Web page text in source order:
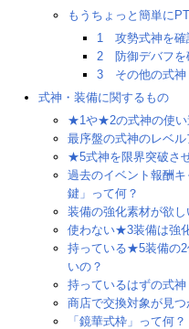
もうちょっと簡単に
1 攻勢式神を確
2 防御デバフを
3 その他の式神
式神・装備に関するもの
★1や★2の式神の使い
最序盤の式神のレベ
★5式神を限界突破さ
過去のイベント報酬
鍵」って何？
装備の強化素材が欲し
使わない★3装備は強
持っている★5装備の2
いの？
持っているはずの式
商店で交換対象が見
「鏡華式枠」って何？